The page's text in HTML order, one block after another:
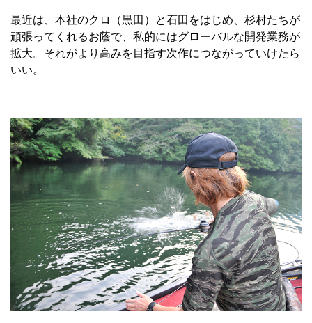
最近は、本社のクロ（黒田）と石田をはじめ、杉村たちが
頑張ってくれるお蔭で、私的にはグローバルな開発業務が
拡大。それがより高みを目指す次作につながっていけたら
いい。